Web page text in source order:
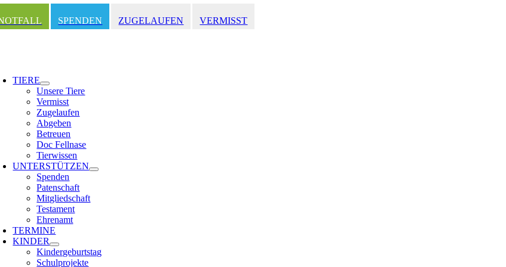
Inhalt
springen
SPENDEN ZUGELAUFEN VERMISST
TIERE
Unsere Tiere
Vermisst
Zugelaufen
Abgeben
Betreuen
Doc Fellnase
Tierwissen
UNTERSTÜTZEN
Spenden
Patenschaft
Mitgliedschaft
Testament
Ehrenamt
TERMINE
KINDER
Kindergeburtstag
Schulprojekte